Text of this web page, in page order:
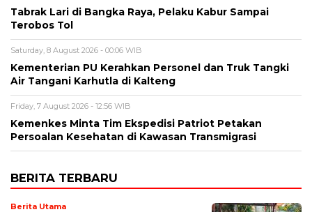
Tabrak Lari di Bangka Raya, Pelaku Kabur Sampai
Terobos Tol
Saturday, 8 August 2026 - 00:06 WIB
Kementerian PU Kerahkan Personel dan Truk Tangki
Air Tangani Karhutla di Kalteng
Friday, 7 August 2026 - 12:56 WIB
Kemenkes Minta Tim Ekspedisi Patriot Petakan
Persoalan Kesehatan di Kawasan Transmigrasi
BERITA TERBARU
Berita Utama